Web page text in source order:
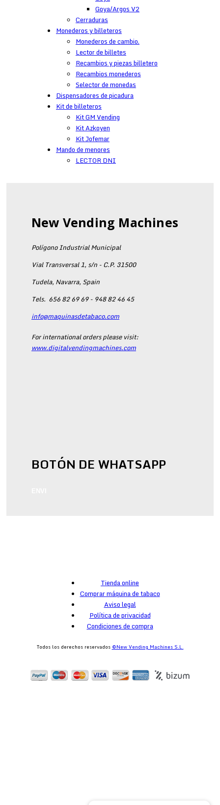
Goya/Argos V2
Cerraduras
Monederos y billeteros
Monederos de cambio.
Lector de billetes
Recambios y piezas billetero
Recambios monederos
Selector de monedas
Dispensadores de picadura
Kit de billeteros
Kit GM Vending
Kit Azkoyen
Kit Jofemar
Mando de menores
LECTOR DNI
New Vending Machines
Polígono Industrial Municipal
Vial Transversal 1, s/n - C.P. 31500
Tudela, Navarra, Spain
Tels. 656 82 69 69 - 948 82 46 45
info@maquinasdetabaco.com
For international orders please visit:
www.digitalvendingmachines.com
BOTÓN DE WHATSAPP
Tienda online
Comprar máquina de tabaco
Aviso legal
Política de privacidad
Condiciones de compra
Todos los derechos reservados ©New Vending Machines S.L.